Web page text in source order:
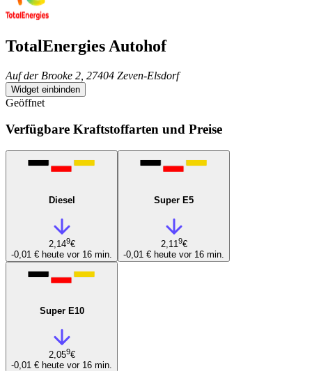
TotalEnergies Autohof
Auf der Brooke 2, 27404 Zeven-Elsdorf
Widget einbinden
Geöffnet
Verfügbare Kraftstoffarten und Preise
Diesel
2,149€
-0,01 € heute vor 16 min.
Super E5
2,119€
-0,01 € heute vor 16 min.
Super E10
2,059€
-0,01 € heute vor 16 min.